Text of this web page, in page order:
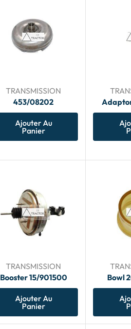
TRANSMISSION
453/08202
Ajouter Au
Panier
TRANSMISSION
Booster 15/901500
Ajouter Au
Panier
Bowl